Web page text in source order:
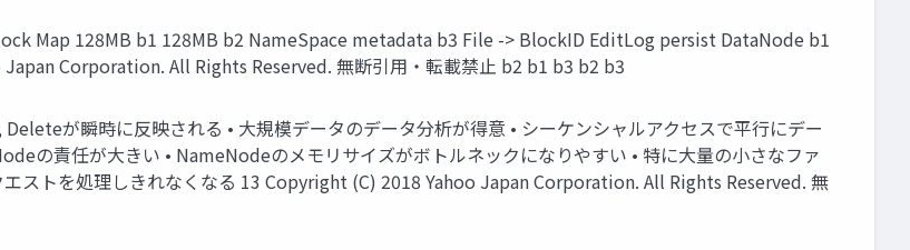
Map 128MB b1 128MB b2 NameSpace metadata b3 File -> BlockID EditLog persist DataNode b1
Corporation. All Rights Reserved. 無断引用・転載禁止 b2 b1 b3 b2 b3
が瞬時に反映される • 大規模データのデータ分析が得意 • シーケンシャルアクセスで平行にデー
の責任が大きい • NameNodeのメモリサイズがボトルネックになりやすい • 特に大量の小さなファ
ストを処理しきれなくなる 13 Copyright (C) 2018 Yahoo Japan Corporation. All Rights Reserved. 無